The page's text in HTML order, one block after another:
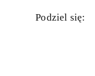
Podziel się: